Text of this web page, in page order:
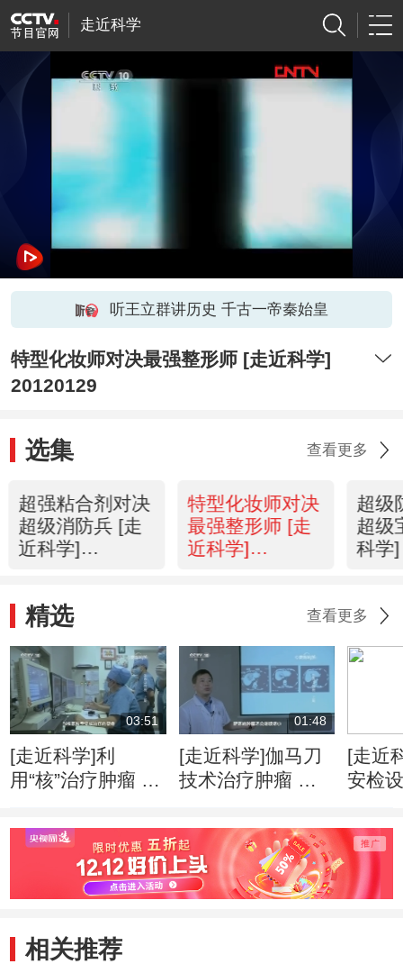
走近科学
听王立群讲历史 千古一帝秦始皇
特型化妆师对决最强整形师 [走近科学]
20120129
选集 查看更多
超强粘合剂对决
超级消防兵 [走
近科学]
特型化妆师对决
最强整形师 [走
近科学]
超级
超级
科学
精选 查看更多
03:51
[走近科学]利
用“核”治疗肿瘤 是
程碑
01:48
[走近科学]伽马刀
技术治疗肿瘤 精
感染
[走近
安检
可
相关推荐